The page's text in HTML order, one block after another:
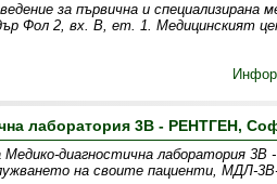
за първична и специализирана
Фол 2, вх. В, ет. 1. Медицинският
лаборатория 3В - РЕНТГЕН,
Медико-диагностична лаборатория
на своите пациенти, МДЛ-